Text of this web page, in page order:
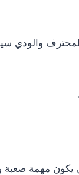
المحترف
مهمة صعبة